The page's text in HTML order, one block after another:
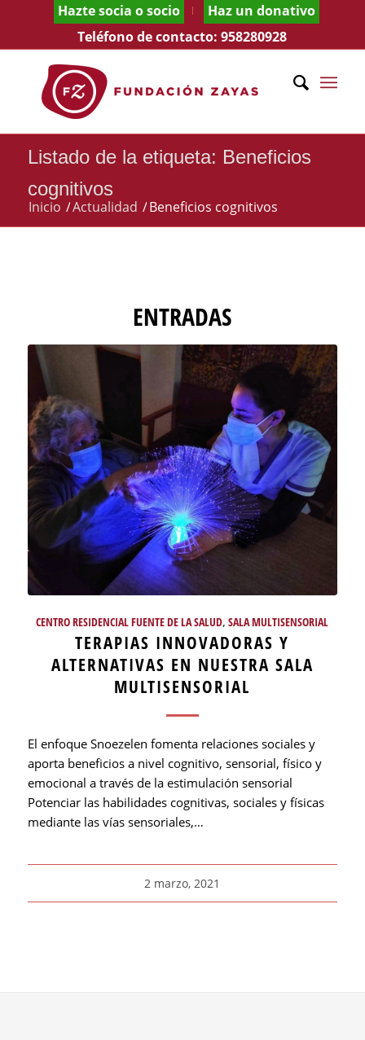
Hazte socia o socio
Haz un donativo
Teléfono de contacto:958280928
Listado de la etiqueta: Beneficios
cognitivos
Inicio /Actualidad /Beneficios cognitivos
ENTRADAS
CENTRO RESIDENCIAL FUENTE DE LA SALUD,SALA MULTISENSORIAL
TERAPIAS INNOVADORAS Y
ALTERNATIVAS EN NUESTRA SALA
MULTISENSORIAL
El enfoque Snoezelen fomenta relaciones sociales y
aporta beneficios a nivel cognitivo, sensorial, físico y
emocional a través de la estimulación sensorial
Potenciar las habilidades cognitivas, sociales y físicas
mediante las vías sensoriales,…
2 marzo, 2021